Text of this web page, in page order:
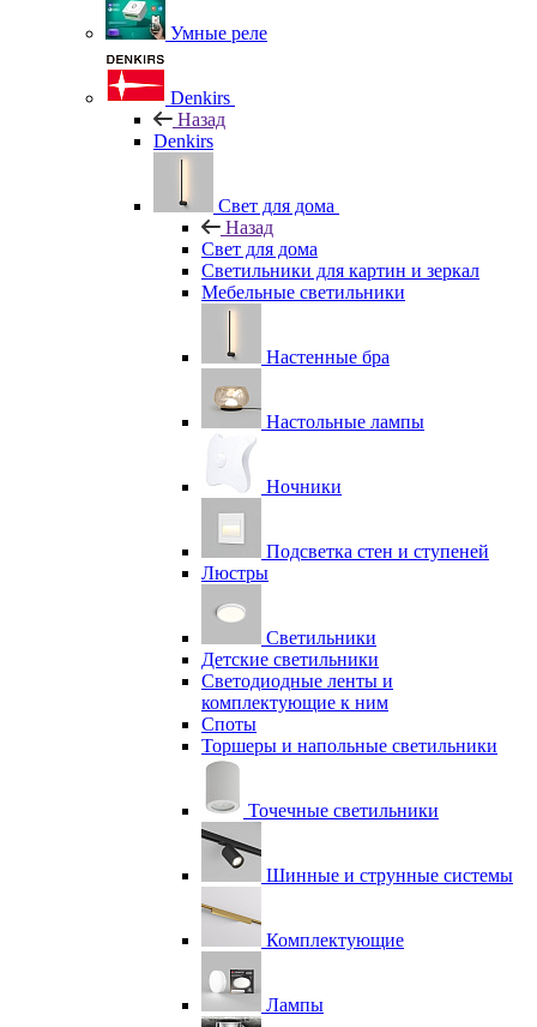
Умные реле
Denkirs
Назад
Denkirs
Свет для дома
Назад
Свет для дома
Светильники для картин и зеркал
Мебельные светильники
Настенные бра
Настольные лампы
Ночники
Подсветка стен и ступеней
Люстры
Светильники
Детские светильники
Светодиодные ленты и
комплектующие к ним
Споты
Торшеры и напольные светильники
Точечные светильники
Шинные и струнные системы
Комплектующие
Лампы